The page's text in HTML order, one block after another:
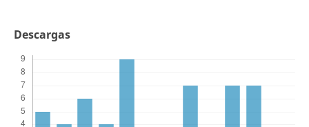
Descargas